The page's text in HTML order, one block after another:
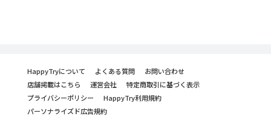
HappyTryについて よくある質問
お問い合わせ
店舗掲載はこちら
運営会社
特定商取引に基づく表示
プライバシーポリシー
HappyTry利用規約
パーソナライズド広告規約